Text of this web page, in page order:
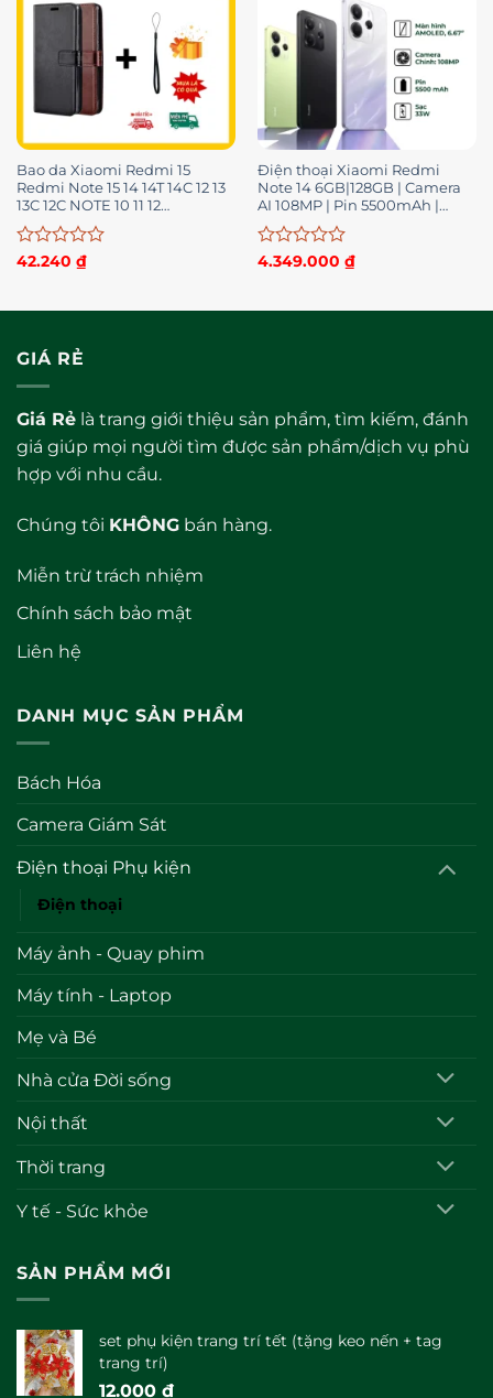
Bao da Xiaomi Redmi 15
Redmi Note 15 14 14T 14C 12 13
13C 12C NOTE 10 11 12
13PRO4G5G MI 13T 14ULTRA
Được
0
sao
42.240 ₫
Điện thoại Xiaomi Redmi
Note 14 6GB|128GB | Camera
AI 108MP | Pin 5500mAh |
Hàng chính hãng – BH 18
tháng
Được
0
4.349.000 ₫
GIÁ RẺ
Giá Rẻ là trang giới thiệu sản phẩm, tìm kiếm, đánh
giá giúp mọi người tìm được sản phẩm/dịch vụ phù
hợp với nhu cầu.
Chúng tôi KHÔNG bán hàng.
Miễn trừ trách nhiệm
Chính sách bảo mật
Liên hệ
DANH MỤC SẢN PHẨM
Bách Hóa
Camera Giám Sát
Điện thoại Phụ kiện
Điện thoại
Máy ảnh - Quay phim
Máy tính - Laptop
Mẹ và Bé
Nhà cửa Đời sống
Nội thất
Thời trang
Y tế - Sức khỏe
SẢN PHẨM MỚI
set phụ kiện trang trí tết (tặng keo nến + tag
trang trí)
12.000 ₫